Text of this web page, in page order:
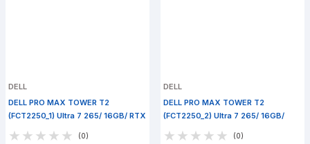
DELL
DELL PRO MAX TOWER T2
(FCT2250_1) Ultra 7 265/ 16GB/ RTX
(0)
DELL
DELL PRO MAX TOWER T2
(FCT2250_2) Ultra 7 265/ 16GB/
(0)